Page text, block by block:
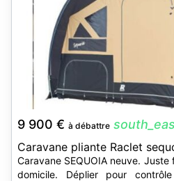
9 900 € à débattre
Caravane pliante Raclet
Caravane SEQUOIA neuve.
domicile. Déplier pour